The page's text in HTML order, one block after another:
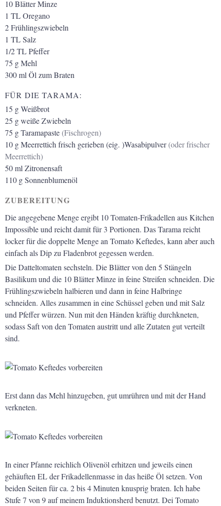
10BlätterMinze
1 TLOregano
2Frühlingszwiebeln
1 TLSalz
1/2TLPfeffer
75 gMehl
300ml Öl zum Braten
FÜR DIE TARAMA:
15 gWeißbrot
25 gweiße Zwiebeln
75 gTaramapaste (Fischrogen)
10 gMeerrettich frisch gerieben (eig. )Wasabipulver (oder frischer
Meerrettich)
50ml Zitronensaft
110 gSonnenblumenöl
ZUBEREITUNG
Die angegebene Menge ergibt 10 Tomaten-Frikadellen aus Kitchen
Impossible und reicht damit für 3 Portionen. Das Tarama reicht
locker für die doppelte Menge an Tomato Keftedes, kann aber auch
einfach als Dip zu Fladenbrot gegessen werden.
Die Datteltomaten sechsteln. Die Blätter von den 5 Stängeln
Basilikum und die 10 Blätter Minze in feine Streifen schneiden. Die
Frühlingszwiebeln halbieren und dann in feine Halbringe
schneiden. Alles zusammen in eine Schüssel geben und mit Salz
und Pfeffer würzen. Nun mit den Händen kräftig durchkneten,
sodass Saft von den Tomaten austritt und alle Zutaten gut verteilt
sind.
Erst dann das Mehl hinzugeben, gut umrühren und mit der Hand
verkneten.
In einer Pfanne reichlich Olivenöl erhitzen und jeweils einen
gehäuften EL der Frikadellenmasse in das heiße Öl setzen. Von
beiden Seiten für ca. 2 bis 4 Minuten knusprig braten. Ich habe
Stufe 7 von 9 auf meinem Induktionsherd benutzt. Dei Tomato